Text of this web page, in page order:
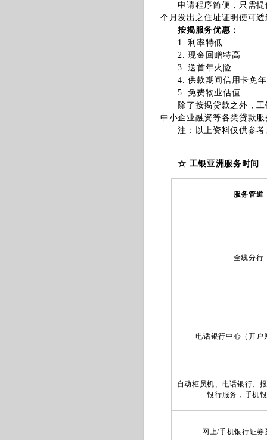
申请程序简便，只需提
个月发出之住址证明便可
按揭服务优惠：
1. 利率特低
2. 现金回赠特高
3. 送首年火险
4. 供款期间信用卡免年
5. 免费物业估值
除了按揭贷款之外，工
中小企业融资等各类贷款服
注：以上资料仅供参考
☆ 工银亚洲服务时间
服务管道
全线分行
电话银行中心（开户
自动柜员机、电话银行、
银行服务，手机
网上/手机银行证券